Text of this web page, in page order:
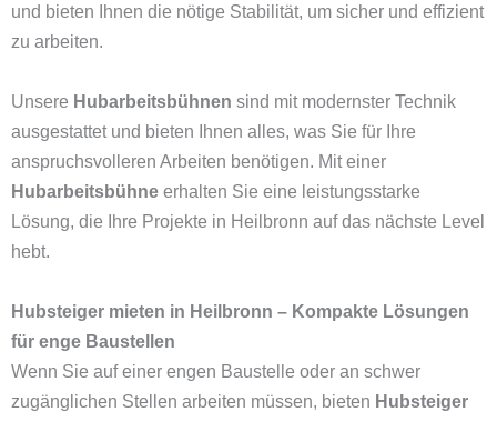
und bieten Ihnen die nötige Stabilität, um sicher und effizient
zu arbeiten.
Unsere Hubarbeitsbühnen sind mit modernster Technik
ausgestattet und bieten Ihnen alles, was Sie für Ihre
anspruchsvolleren Arbeiten benötigen. Mit einer
Hubarbeitsbühne erhalten Sie eine leistungsstarke
Lösung, die Ihre Projekte in Heilbronn auf das nächste Level
hebt.
Hubsteiger mieten in Heilbronn – Kompakte Lösungen
für enge Baustellen
Wenn Sie auf einer engen Baustelle oder an schwer
zugänglichen Stellen arbeiten müssen, bieten Hubsteiger